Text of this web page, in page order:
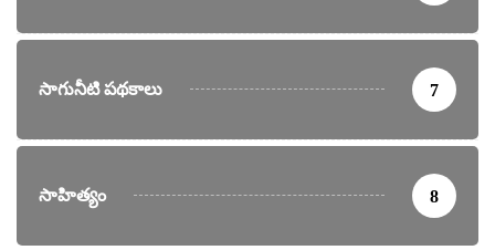
సాగునీటి పథకాలు 7
సాహిత్యం 8